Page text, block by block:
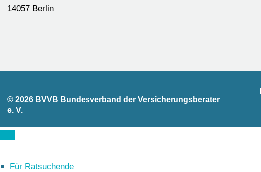
14057 Berlin
© 2026 BVVB Bundesverband der Versicherungsberater
e. V.
Für Ratsuchende